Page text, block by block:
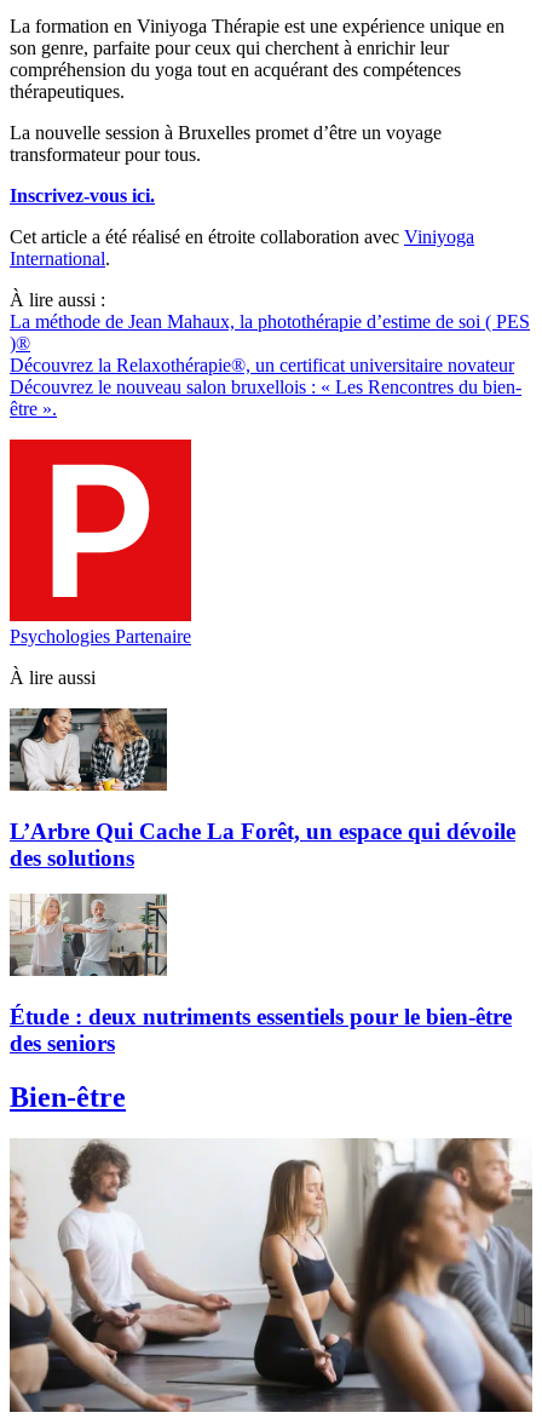
La formation en Viniyoga Thérapie est une expérience unique en
son genre, parfaite pour ceux qui cherchent à enrichir leur
compréhension du yoga tout en acquérant des compétences
thérapeutiques.
La nouvelle session à Bruxelles promet d’être un voyage
transformateur pour tous.
Inscrivez-vous ici.
Cet article a été réalisé en étroite collaboration avec Viniyoga
International.
À lire aussi :
La méthode de Jean Mahaux, la photothérapie d’estime de soi ( PES
)®
Découvrez la Relaxothérapie®, un certificat universitaire novateur
Découvrez le nouveau salon bruxellois : « Les Rencontres du bien-
être ».
Psychologies Partenaire
À lire aussi
L’Arbre Qui Cache La Forêt, un espace qui dévoile
des solutions
Étude : deux nutriments essentiels pour le bien-être
des seniors
Bien-être